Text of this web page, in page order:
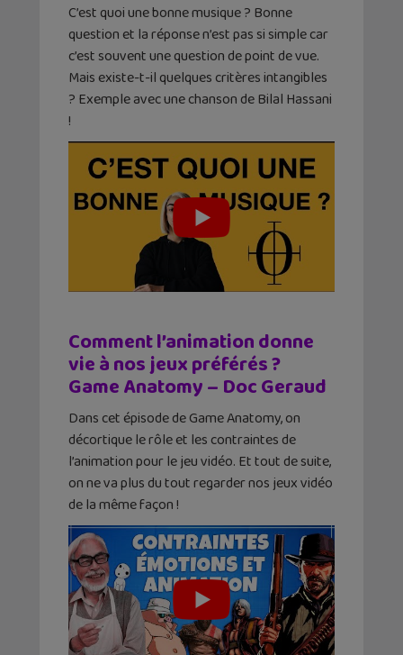
C’est quoi une bonne musique ? Bonne
question et la réponse n’est pas si simple car
c’est souvent une question de point de vue.
Mais existe-t-il quelques critères intangibles
? Exemple avec une chanson de Bilal Hassani
!
Comment l’animation donne
vie à nos jeux préférés ?
Game Anatomy – Doc Geraud
Dans cet épisode de Game Anatomy, on
décortique le rôle et les contraintes de
l’animation pour le jeu vidéo. Et tout de suite,
on ne va plus du tout regarder nos jeux vidéo
de la même façon !